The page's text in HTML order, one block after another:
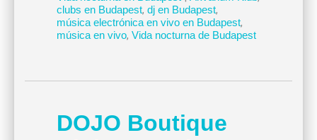
clubs en Budapest, dj en Budapest,
música electrónica en vivo en Budapest,
música en vivo, Vida nocturna de Budapest
DOJO Boutique